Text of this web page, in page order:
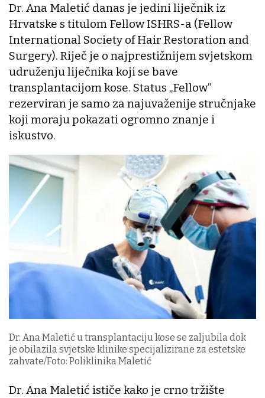
Dr. Ana Maletić danas je jedini liječnik iz
Hrvatske s titulom Fellow ISHRS-a (Fellow
International Society of Hair Restoration and
Surgery). Riječ je o najprestižnijem svjetskom
udruženju liječnika koji se bave
transplantacijom kose. Status „Fellow”
rezerviran je samo za najuvaženije stručnjake
koji moraju pokazati ogromno znanje i
iskustvo.
Dr. Ana Maletić u transplantaciju kose se zaljubila dok
je obilazila svjetske klinike specijalizirane za estetske
zahvate/Foto: Poliklinika Maletić
Dr. Ana Maletić ističe kako je crno tržište